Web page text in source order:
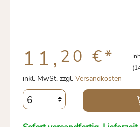
11, 20 €*
inkl. MwSt. zzgl. Versandkosten